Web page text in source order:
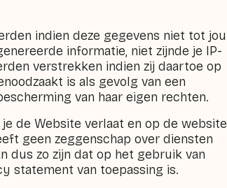
indien deze gegevens niet tot jou
informatie, niet zijnde je IP-
verstrekken indien zij daartoe op
is als gevolg van een
van haar eigen rechten.
de Website verlaat en op de website
geen zeggenschap over diensten
dus zo zijn dat op het gebruik van
statement van toepassing is.